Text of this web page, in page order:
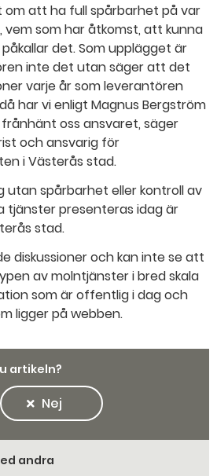
om att ha full spårbarhet på var
som har åtkomst, att kunna
det. Som upplägget är
inte det utan säger att det
varje år som leverantören
har vi enligt Magnus Bergström
oss ansvaret, säger
och ansvarig för
i Västerås stad.
utan spårbarhet eller kontroll av
tjänster presenteras idag är
stad.
diskussioner och kan inte se att
av molntjänster i bred skala
som är offentlig i dag och
ligger på webben.
artikeln?
Nej
andra